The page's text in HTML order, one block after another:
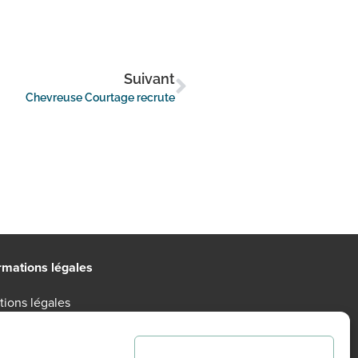
Suivant
Chevreuse Courtage recrute
légales
légales